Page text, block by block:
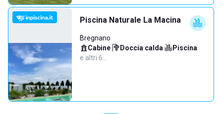
Piscina Naturale La Macina
Bregnano
Cabine· Doccia calda· Piscina·
e altri 6…